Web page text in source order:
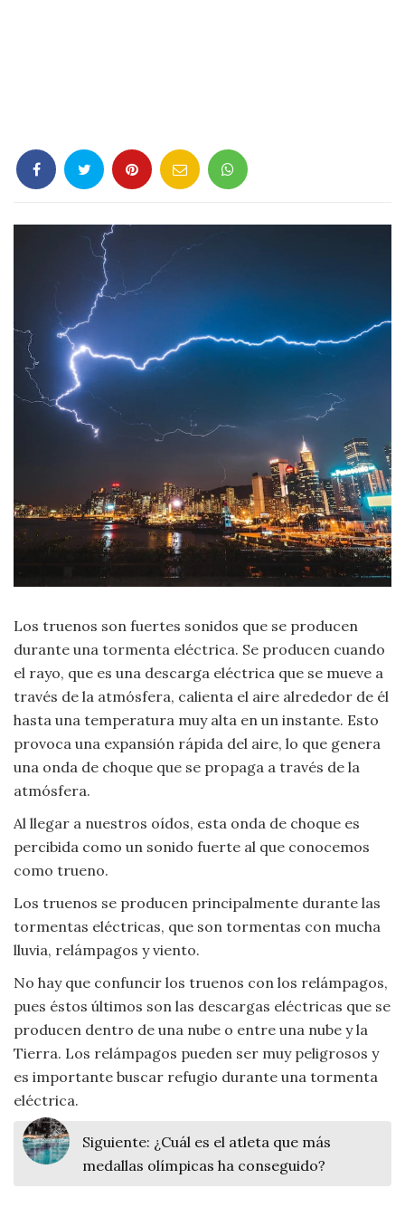
Gastronomía
Historia
Leyes
Literatura
Moda
Naturaleza
Psicología
Salud
Sociología
Tecnología
Universo
Viajar
Los truenos son fuertes sonidos que se producen
durante una tormenta eléctrica. Se producen cuando
el rayo, que es una descarga eléctrica que se mueve a
través de la atmósfera, calienta el aire alrededor de él
hasta una temperatura muy alta en un instante. Esto
provoca una expansión rápida del aire, lo que genera
una onda de choque que se propaga a través de la
atmósfera.
Al llegar a nuestros oídos, esta onda de choque es
percibida como un sonido fuerte al que conocemos
como trueno.
Los truenos se producen principalmente durante las
tormentas eléctricas, que son tormentas con mucha
lluvia, relámpagos y viento.
No hay que confuncir los truenos con los relámpagos,
pues éstos últimos son las descargas eléctricas que se
producen dentro de una nube o entre una nube y la
Tierra. Los relámpagos pueden ser muy peligrosos y
es importante buscar refugio durante una tormenta
eléctrica.
Siguiente: ¿Cuál es el atleta que más
medallas olímpicas ha conseguido?